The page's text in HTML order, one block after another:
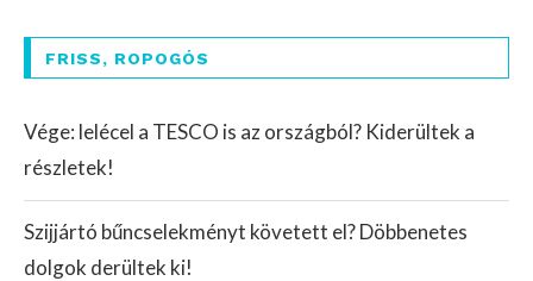
FRISS, ROPOGÓS
Vége: lelécel a TESCO is az országból? Kiderültek a
részletek!
Szijjártó bűncselekményt követett el? Döbbenetes
dolgok derültek ki!